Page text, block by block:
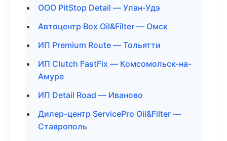
ООО PitStop Detail — Улан-Удэ
Автоцентр Box Oil&Filter — Омск
ИП Premium Route — Тольятти
ИП Clutch FastFix — Комсомольск-на-
Амуре
ИП Detail Road — Иваново
Дилер-центр ServicePro Oil&Filter —
Ставрополь